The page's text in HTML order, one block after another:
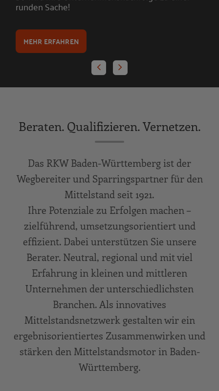
runden Sache!
MEHR ERFAHREN
Beraten. Qualifizieren. Vernetzen.
Das RKW Baden-Württemberg ist der
Wegbereiter und Sparringspartner für den
Mittelstand seit 1921.
Ihre Potenziale zu Erfolgen machen –
zielführend, umsetzungsorientiert und
effizient. Dabei unterstützen Sie unsere
Berater. Neutral, regional und mit viel
Erfahrung in kleinen und mittleren
Unternehmen der unterschiedlichsten
Branchen. Als innovatives
Mittelstandsnetzwerk gestalten wir ein
ergebnisorientiertes Zusammenwirken und
stärken den Mittelstandsmotor in Baden-
Württemberg.